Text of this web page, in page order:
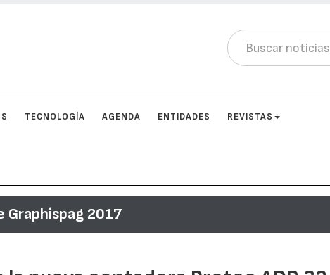
TECNOLOGÍA AGENDA ENTIDADES REVISTAS
Graphispag 2017